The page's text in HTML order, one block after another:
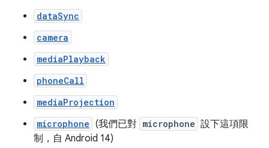
dataSync
camera
mediaPlayback
phoneCall
mediaProjection
microphone (我們已對 microphone 設下這項限
制，自 Android 14)